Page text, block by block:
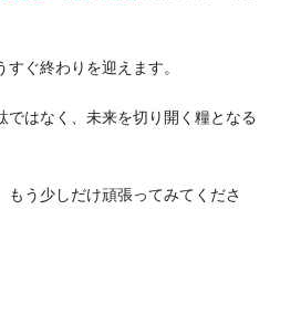
ぐ終わりを迎えます。
ではなく、未来を切り開く糧となる
もう少しだけ頑張ってみてくださ